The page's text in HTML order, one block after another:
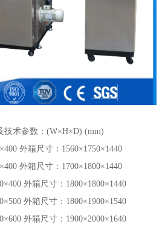
技术参数：(W×H×D) (mm)
外箱尺寸：1560×1750×1440
外箱尺寸：1700×1800×1440
外箱尺寸：1800×1800×1440
外箱尺寸：1800×1900×1540
外箱尺寸：1900×2000×1640